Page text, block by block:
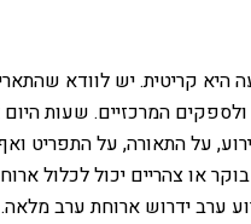
היא קריטית. יש לוודא
המרכזיים. שעות היום
על התאורה, על התפריט
או צהריים יכול לכלול
ערב ידרוש ארוחת ערב מלאה.